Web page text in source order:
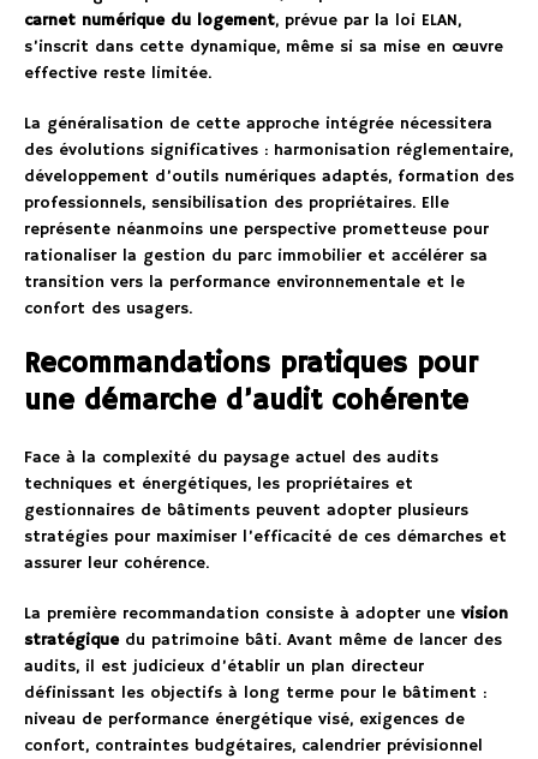
carnet numérique du logement, prévue par la loi ELAN,
s’inscrit dans cette dynamique, même si sa mise en œuvre
effective reste limitée.
La généralisation de cette approche intégrée nécessitera
des évolutions significatives : harmonisation réglementaire,
développement d’outils numériques adaptés, formation des
professionnels, sensibilisation des propriétaires. Elle
représente néanmoins une perspective prometteuse pour
rationaliser la gestion du parc immobilier et accélérer sa
transition vers la performance environnementale et le
confort des usagers.
Recommandations pratiques pour
une démarche d’audit cohérente
Face à la complexité du paysage actuel des audits
techniques et énergétiques, les propriétaires et
gestionnaires de bâtiments peuvent adopter plusieurs
stratégies pour maximiser l’efficacité de ces démarches et
assurer leur cohérence.
La première recommandation consiste à adopter une vision
stratégiquedu patrimoine bâti. Avant même de lancer des
audits, il est judicieux d’établir un plan directeur
définissant les objectifs à long terme pour le bâtiment :
niveau de performance énergétique visé, exigences de
confort, contraintes budgétaires, calendrier prévisionnel